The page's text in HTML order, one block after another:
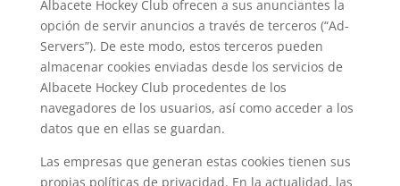
Albacete Hockey Club ofrecen a sus anunciantes la
opción de servir anuncios a través de terceros (“Ad-
Servers”). De este modo, estos terceros pueden
almacenar cookies enviadas desde los servicios de
Albacete Hockey Club procedentes de los
navegadores de los usuarios, así como acceder a los
datos que en ellas se guardan.
Las empresas que generan estas cookies tienen sus
propias políticas de privacidad. En la actualidad, las